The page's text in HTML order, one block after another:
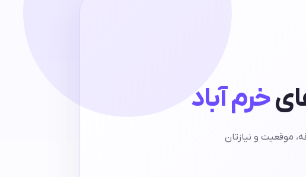
خرم آباد
موقعیت و نیازتان